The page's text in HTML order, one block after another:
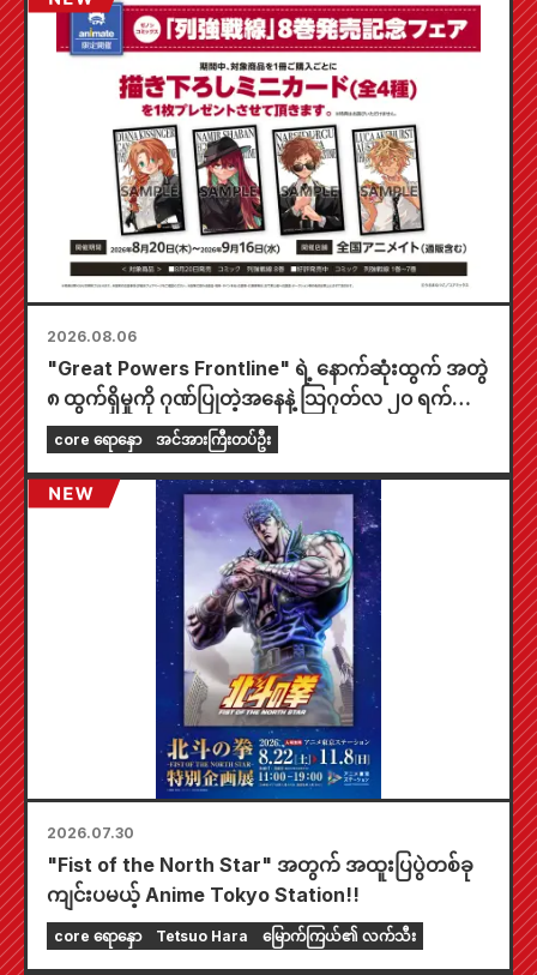
2026.08.06
"Great Powers Frontline" ရဲ့ နောက်ဆုံးထွက် အတွဲ
၈ ထွက်ရှိမှုကို ဂုဏ်ပြုတဲ့အနေနဲ့ သြဂုတ်လ ၂၀ ရက်နေ့
ကစပြီး တစ်နိုင်ငံလုံးက Animate ဆိုင်တွေမှာ အချိန်
အကန့်အသတ်နဲ့ ပြပွဲတစ်ခု ကျင်းပသွားမှာဖြစ်ပြီး အထူး
ကံစမ်းမဲဖောက်ထားတဲ့ mini card (စုစုပေါင်း အမျိုး
အစား ၄ မျိုး) ကို ရရှိနိုင်မှာပါ။
core ရောနှော အင်အားကြီးတပ်ဦး
2026.07.30
"Fist of the North Star" အတွက် အထူးပြပွဲတစ်ခု
ကျင်းပမယ့် Anime Tokyo Station!!
core ရောနှော Tetsuo Hara မြောက်ကြယ်၏ လက်သီး